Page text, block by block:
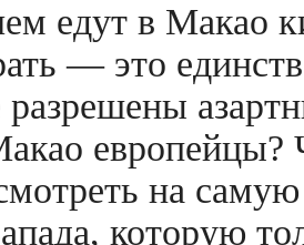
едут в Макао
— это
разрешены
на
которую